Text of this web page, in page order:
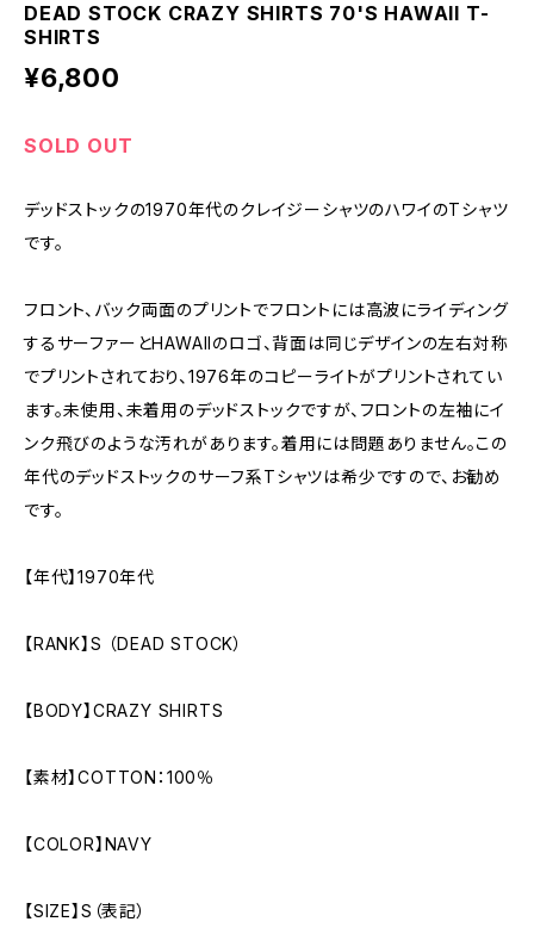
DEAD STOCK CRAZY SHIRTS 70'S HAWAII T-
SHIRTS
¥6,800
SOLD OUT
デッドストックの1970年代のクレイジーシャツのハワイのTシャツ
です。
フロント、バック両面のプリントでフロントには高波にライディング
するサーファーとHAWAIIのロゴ、背面は同じデザインの左右対称
でプリントされており、1976年のコピーライトがプリントされてい
ます。未使用、未着用のデッドストックですが、フロントの左袖にイ
ンク飛びのような汚れがあります。着用には問題ありません。この
年代のデッドストックのサーフ系Tシャツは希少ですので、お勧め
です。
【年代】1970年代
【RANK】S （DEAD STOCK）
【BODY】CRAZY SHIRTS
【素材】COTTON：100％
【COLOR】NAVY
【SIZE】S（表記）